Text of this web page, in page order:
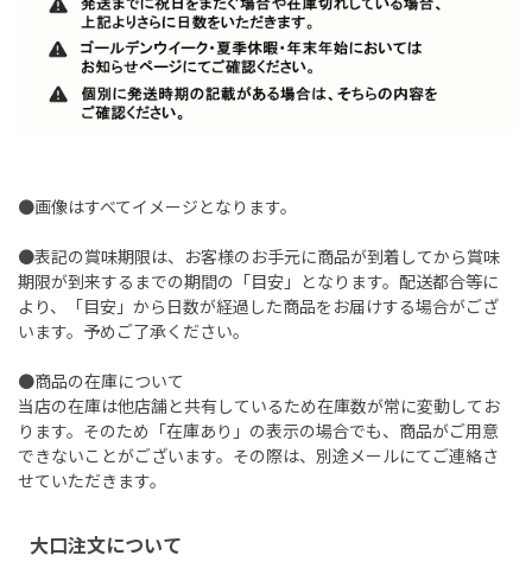
●画像はすべてイメージとなります。
●表記の賞味期限は、お客様のお手元に商品が到着してから賞味
期限が到来するまでの期間の「目安」となります。配送都合等に
より、「目安」から日数が経過した商品をお届けする場合がござ
います。予めご了承ください。
●商品の在庫について
当店の在庫は他店舗と共有しているため在庫数が常に変動してお
ります。そのため「在庫あり」の表示の場合でも、商品がご用意
できないことがございます。その際は、別途メールにてご連絡さ
せていただきます。
大口注文について